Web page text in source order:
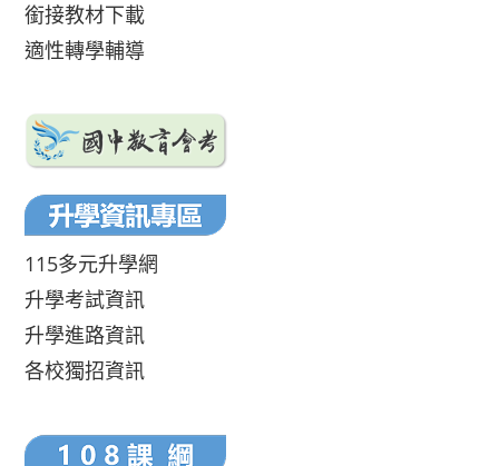
銜接教材下載
適性轉學輔導
115多元升學網
升學考試資訊
升學進路資訊
各校獨招資訊